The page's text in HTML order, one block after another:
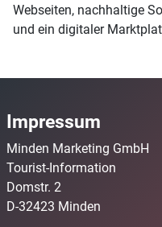
Webseiten, nachhaltige
und ein digitaler
Impressum
Minden Marketing GmbH
Tourist-Information
Domstr. 2
D-32423 Minden